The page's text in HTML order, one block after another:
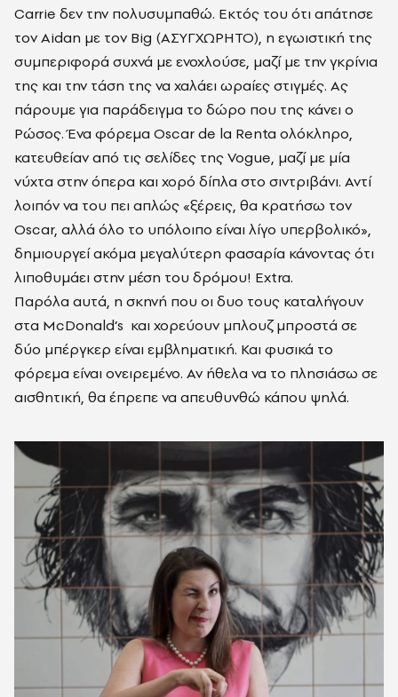
Carrie δεν την πολυσυμπαθώ. Εκτός του ότι απάτησε
τον Aidan με τον Big (ΑΣΥΓΧΩΡΗΤΟ), η εγωιστική της
συμπεριφορά συχνά με ενοχλούσε, μαζί με την γκρίνια
της και την τάση της να χαλάει ωραίες στιγμές. Ας
πάρουμε για παράδειγμα το δώρο που της κάνει ο
Ρώσος. Ένα φόρεμα Oscar de la Renta ολόκληρο,
κατευθείαν από τις σελίδες της Vogue, μαζί με μία
νύχτα στην όπερα και χορό δίπλα στο σιντριβάνι. Αντί
λοιπόν να του πει απλώς «ξέρεις, θα κρατήσω τον
Oscar, αλλά όλο το υπόλοιπο είναι λίγο υπερβολικό»,
δημιουργεί ακόμα μεγαλύτερη φασαρία κάνοντας ότι
λιποθυμάει στην μέση του δρόμου! Extra.
Παρόλα αυτά, η σκηνή που οι δυο τους καταλήγουν
στα McDonald’s και χορεύουν μπλουζ μπροστά σε
δύο μπέργκερ είναι εμβληματική. Και φυσικά το
φόρεμα είναι ονειρεμένο. Αν ήθελα να το πλησιάσω σε
αισθητική, θα έπρεπε να απευθυνθώ κάπου ψηλά.